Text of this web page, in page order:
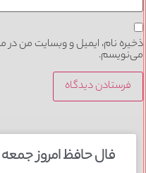
ذخیره نام، ایمیل و وبسایت من در
می‌نویسم.
فال حافظ امروز جمعه 24 بهمن 1404